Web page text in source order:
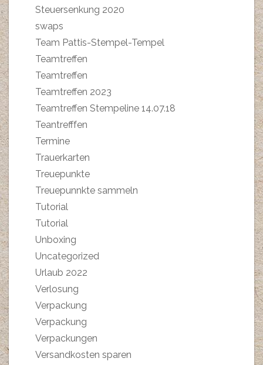
Steuersenkung 2020
swaps
Team Pattis-Stempel-Tempel
Teamtreffen
Teamtreffen
Teamtreffen 2023
Teamtreffen Stempeline 14.07.18
Teantrefffen
Termine
Trauerkarten
Treuepunkte
Treuepunnkte sammeln
Tutorial
Tutorial
Unboxing
Uncategorized
Urlaub 2022
Verlosung
Verpackung
Verpackung
Verpackungen
Versandkosten sparen